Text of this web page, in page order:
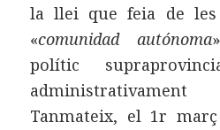
la llei que feia de les
«comunidad autónoma
polític
Tanmateix, el 1r